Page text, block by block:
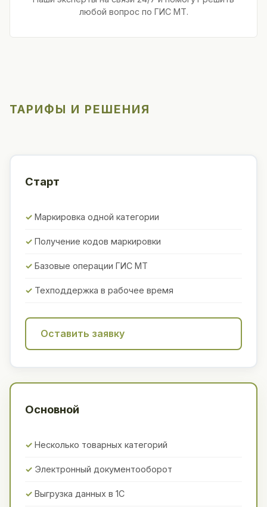
любой вопрос по ГИС МТ.
ТАРИФЫ И РЕШЕНИЯ
Старт
Маркировка одной категории
Получение кодов маркировки
Базовые операции ГИС МТ
Техподдержка в рабочее время
Оставить заявку
Основной
Несколько товарных категорий
Электронный документооборот
Выгрузка данных в 1С